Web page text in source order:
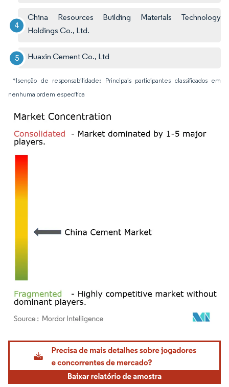
China Resources Building Materials Technology
Holdings Co., Ltd.
Huaxin Cement Co., Ltd
*Isenção de responsabilidade: Principais participantes classificados em
nenhuma ordem específica
Imagem © Mordor Intelligence. O reuso requer atribuição conforme CC BY 4.0.